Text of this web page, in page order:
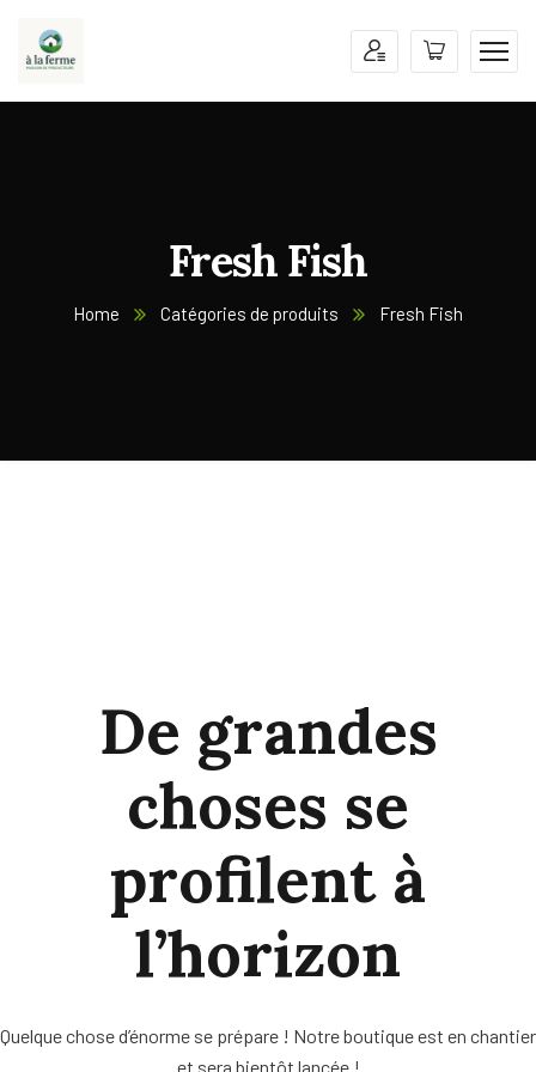
Fresh Fish
Home Catégories de produits Fresh Fish
De grandes
choses se
profilent à
l’horizon
Quelque chose d’énorme se prépare ! Notre boutique est en chantier
et sera bientôt lancée !